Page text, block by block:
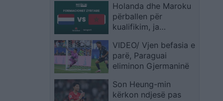
në Botërorin e
ardhshëm
Holanda dhe Maroku
përballen për
kualifikim, ja
VIDEO/ Vjen befasia e
parë, Paraguai
eliminon Gjermaninë
Son Heung-min
kërkon ndjesë pas